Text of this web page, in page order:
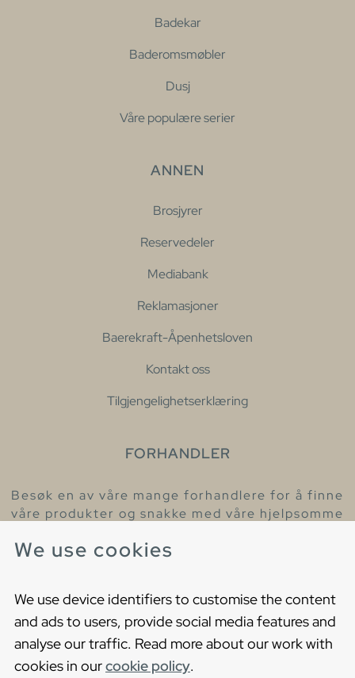
We use cookies
We use device identifiers to customise the content
and ads to users, provide social media features and
analyse our traffic. Read more about our work with
cookies in ourcookie policy.
Badekar
Baderomsmøbler
Dusj
Våre populære serier
ANNEN
Brosjyrer
Reservedeler
Mediabank
Reklamasjoner
Baerekraft-Åpenhetsloven
Kontakt oss
Tilgjengelighetserklæring
FORHANDLER
Besøk en av våre mange forhandlere for å finne
våre produkter og snakke med våre hjelpsomme